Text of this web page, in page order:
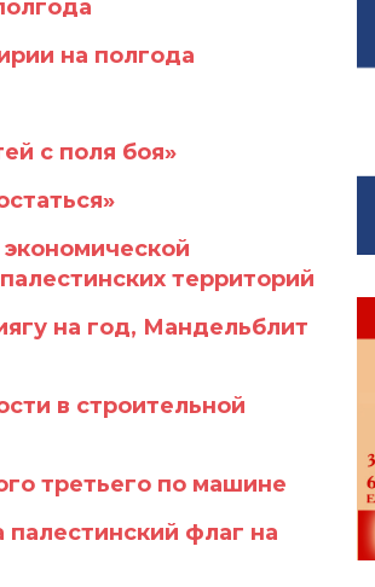
на полгода
с поля боя»
территорий
на год, Мандельблит
в строительной
третьего по машине
флаг на